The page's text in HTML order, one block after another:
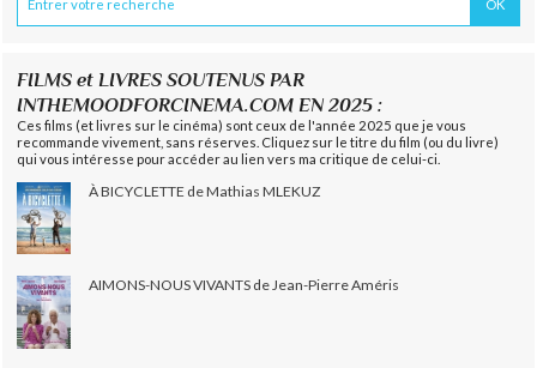
FILMS et LIVRES SOUTENUS PAR
INTHEMOODFORCINEMA.COM EN 2025 :
Ces films (et livres sur le cinéma) sont ceux de l'année 2025 que je vous
recommande vivement, sans réserves. Cliquez sur le titre du film (ou du livre)
qui vous intéresse pour accéder au lien vers ma critique de celui-ci.
À BICYCLETTE de Mathias MLEKUZ
AIMONS-NOUS VIVANTS de Jean-Pierre Améris